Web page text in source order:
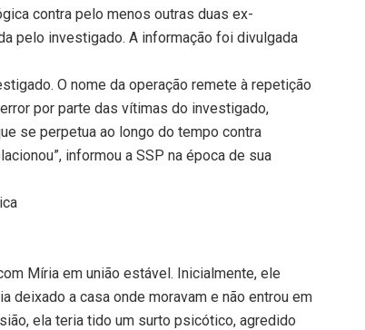
contra pelo menos outras duas ex-
pelo investigado. A informação foi divulgada
O nome da operação remete à repetição
por parte das vítimas do investigado,
se perpetua ao longo do tempo contra
informou a SSP na época de sua
Míria em união estável. Inicialmente, ele
deixado a casa onde moravam e não entrou em
ela teria tido um surto psicótico, agredido